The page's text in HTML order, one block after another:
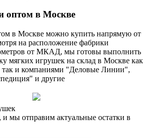
оптом в Москве
в Москве можно купить напрямую от
на расположение фабрики
от МКАД, мы готовы выполнить
мягких игрушек на склад в Москве как
так и компаниями "Деловые Линии",
и другие
мы отправим актуальные остатки в